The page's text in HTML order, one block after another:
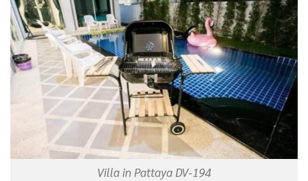
Villa in Pattaya DV-194